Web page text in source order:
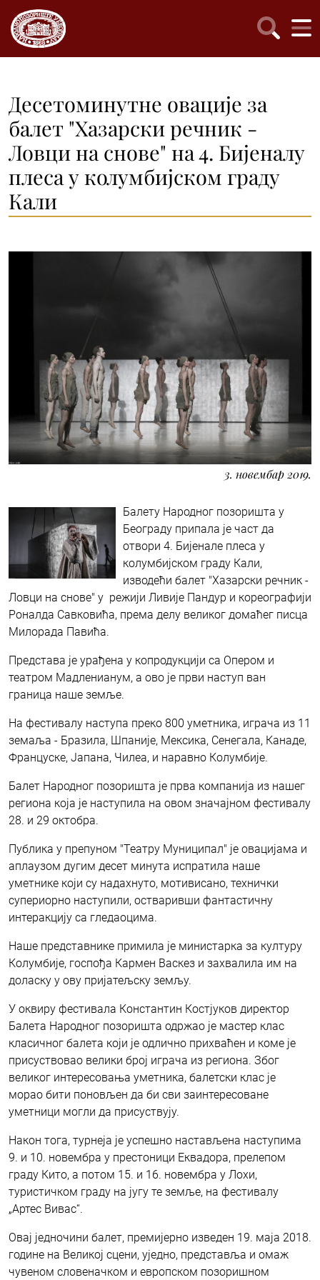
Десетоминутне овације за
балет "Хазарски речник -
Ловци на снове" на 4. Бијеналу
плеса у колумбијском граду
Кали
3. новембар 2019.
Балету Народног позоришта у
Београду припала је част да
отвори 4. Бијенале плеса у
колумбијском граду Кали,
изводећи балет "Хазарски речник -
Ловци на снове" у режији Ливије Пандур и кореографији
Роналда Савковића, према делу великог домаћег писца
Милорада Павића.
Представа је урађена у копродукцији са Опером и
театром Мадленианум, а ово је први наступ ван
граница наше земље.
На фестивалу наступа преко 800 уметника, играча из 11
земаља - Бразила, Шпаније, Мексика, Сенегала, Канаде,
Француске, Јапана, Чилеа, и наравно Колумбије.
Балет Народног позоришта је прва компанија из нашег
региона која је наступила на овом значајном фестивалу
28. и 29 октобра.
Публика у препуном "Театру Муниципал" је овацијама и
аплаузом дугим десет минута испратила наше
уметнике који су надахнуто, мотивисано, технички
супериорно наступили, остваривши фантастичну
интеракцију са гледаоцима.
Наше представнике примила је министарка за културу
Колумбије, госпођа Кармен Васкез и захвалила им на
доласку у ову пријатељску земљу.
У оквиру фестивала Константин Костјуков директор
Балета Народног позоришта одржао је мастер клас
класичног балета који је одлично прихваћен и коме је
присуствовао велики број играча из региона. Због
великог интересовања уметника, балетски клас је
морао бити поновљен да би сви заинтересоване
уметници могли да присуствују.
Након тога, турнеја је успешно настављена наступима
9. и 10. новембра у престоници Еквадора, прелепом
граду Кито, а потом 15. и 16. новембра у Лохи,
туристичком граду на југу те земље, на фестивалу
„Артес Вивас“.
Овај једночини балет, премијерно изведен 19. маја 2018.
године на Великој сцени, уједно, представља и омаж
чувеном словеначком и европском позоришном